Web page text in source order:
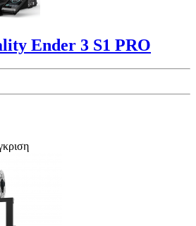
Ender 3 S1 PRO